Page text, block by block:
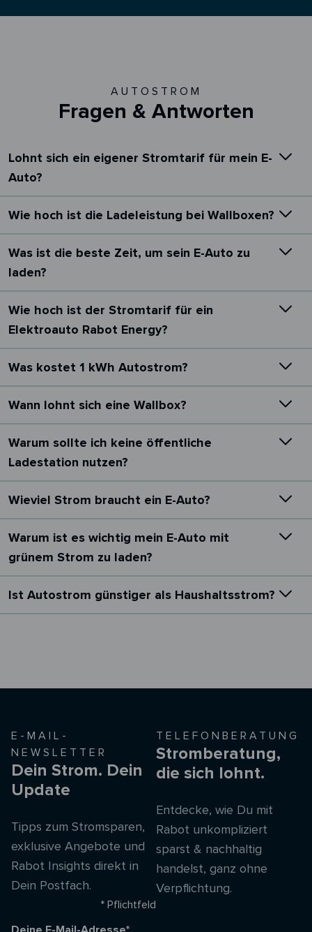
AUTOSTROM
Fragen & Antworten
Lohnt sich ein eigener Stromtarif für mein E-
Auto?
Wie hoch ist die Ladeleistung bei Wallboxen?
Was ist die beste Zeit, um sein E-Auto zu
laden?
Wie hoch ist der Stromtarif für ein
Elektroauto Rabot Energy?
Was kostet 1 kWh Autostrom?
Wann lohnt sich eine Wallbox?
Warum sollte ich keine öffentliche
Ladestation nutzen?
Wieviel Strom braucht ein E-Auto?
Warum ist es wichtig mein E-Auto mit
grünem Strom zu laden?
Ist Autostrom günstiger als Haushaltsstrom?
E-MAIL-
NEWSLETTER
Dein Strom. Dein
Update
Tipps zum Stromsparen,
exklusive Angebote und
Rabot Insights direkt in
Dein Postfach.
* Pflichtfeld
TELEFONBERATUNG
Stromberatung,
die sich lohnt.
Entdecke, wie Du mit
Rabot unkompliziert
sparst & nachhaltig
handelst, ganz ohne
Verpflichtung.